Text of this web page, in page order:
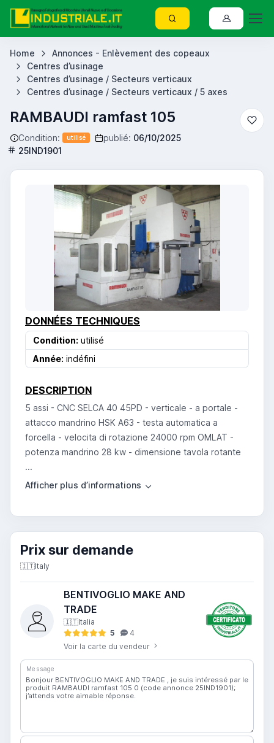
Home
Annonces - Enlèvement des copeaux
Centres d’usinage
Centres d’usinage / Secteurs verticaux
Centres d’usinage / Secteurs verticaux / 5 axes
RAMBAUDI ramfast 105
Condition: utilisé publié: 06/10/2025
25IND1901
DONNÉES TECHNIQUES
Condition: utilisé
Année: indéfini
DESCRIPTION
5 assi - CNC SELCA 40 45PD - verticale - a portale -
attacco mandrino HSK A63 - testa automatica a
forcella - velocita di rotazione 24000 rpm OMLAT -
potenza mandrino 28 kw - dimensione tavola rotante
...
Prix ​​sur demande
🇮🇹Italy
BENTIVOGLIO MAKE AND
TRADE
🇮🇹Italia
5
4
Voir la carte du vendeur
Message